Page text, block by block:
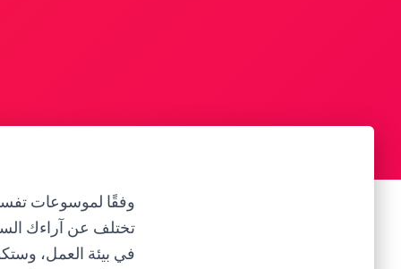
وفقًا لموسوعات
تختلف عن آراءك
في بيئة العمل،